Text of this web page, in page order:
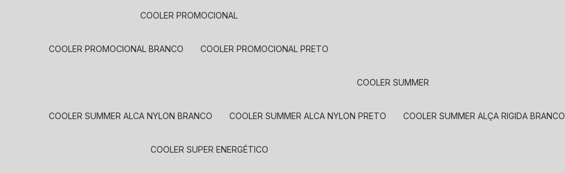
COOLER PROMOCIONAL
COOLER PROMOCIONAL BRANCO COOLER PROMOCIONAL PRETO
COOLER SUMMER
COOLER SUMMER ALCA NYLON BRANCO COOLER SUMMER ALCA NYLON PRETO COOLER SUMMER ALÇA RIGIDA BRANCO
COOLER SUPER ENERGÉTICO